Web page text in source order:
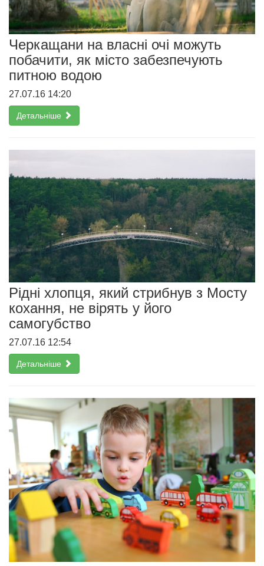
Черкащани на власні очі можуть
побачити, як місто забезпечують
питною водою
27.07.16 14:20
Детальніше
Рідні хлопця, який стрибнув з Мосту
кохання, не вірять у його
самогубство
27.07.16 12:54
Детальніше